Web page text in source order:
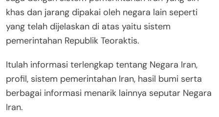
khas dan jarang dipakai oleh negara lain seperti
yang telah dijelaskan di atas yaitu sistem
pemerintahan Republik Teoraktis.
Itulah informasi terlengkap tentang Negara Iran,
profil, sistem pemerintahan Iran, hasil bumi serta
berbagai informasi menarik lainnya seputar Negara
Iran.